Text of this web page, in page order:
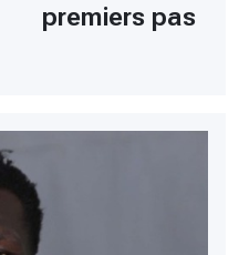
premiers pas